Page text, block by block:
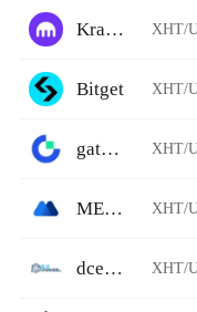
Kraken XHT/
Bitget XHT/
gate.io XHT/
MEXC Global XHT/
dcexchange XHT/